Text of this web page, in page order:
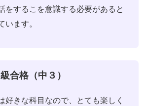
をするこを意識する必要があると
います。
合格（中３）
好きな科目なので、とても楽しく